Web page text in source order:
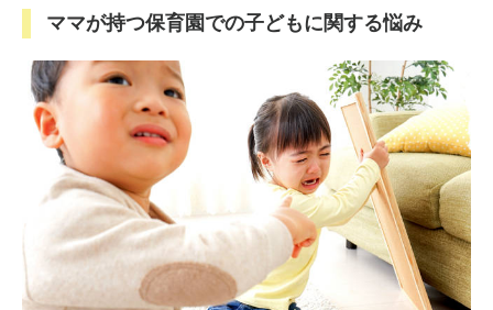
ママが持つ保育園での子どもに関する悩み